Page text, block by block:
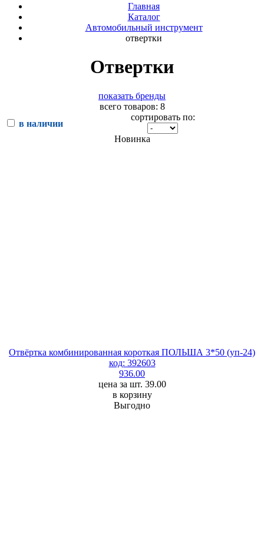
Главная
Каталог
Автомобильный инструмент
отвертки
Отвертки
показать бренды
всего товаров: 8
в наличии
сортировать по:
Новинка
Отвёртка комбинированная короткая ПОЛЬША 3*50 (уп-24)
код: 392603
936.00
цена за шт. 39.00
в корзину
Выгодно